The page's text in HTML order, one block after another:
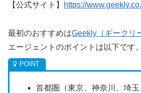
【公式サイト】 https://
最初のおすすめはGeekly（ギークリ
エージェントのポイントは以下です。
首都圏（東京、神奈川、埼